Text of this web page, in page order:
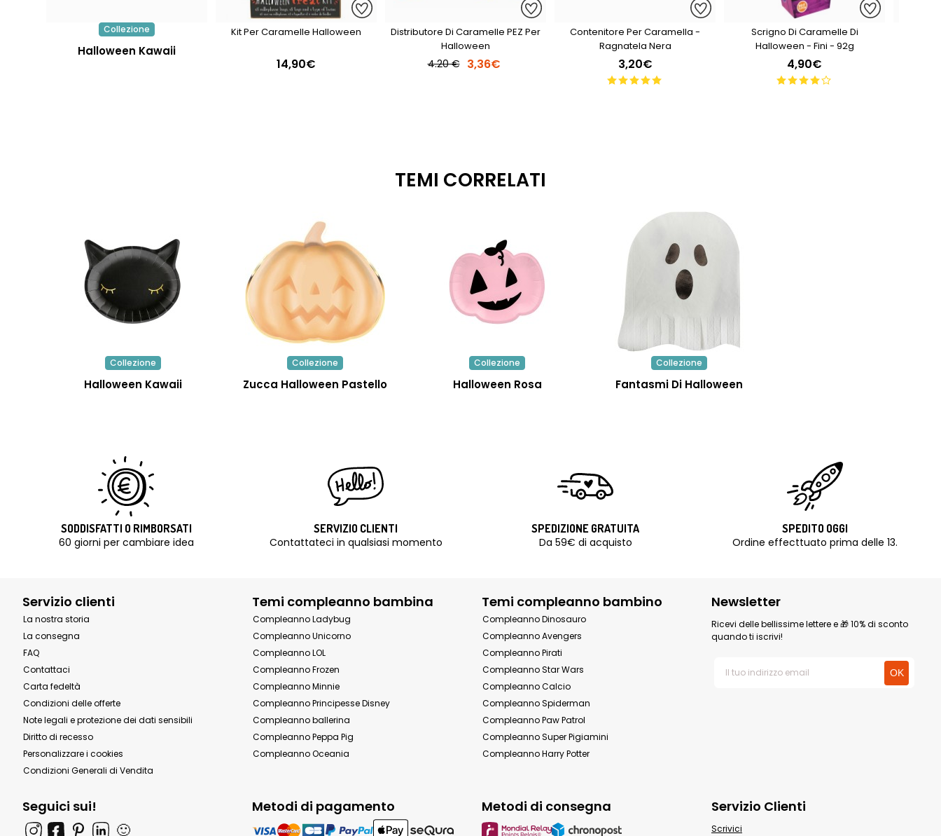
Collezione
Halloween Kawaii
Kit Per Caramelle Halloween
14,90€
Distributore Di Caramelle PEZ Per
Halloween
4.20 € 3,36€
Contenitore Per Caramella -
Ragnatela Nera
3,20€
Scrigno Di Caramelle Di
Halloween - Fini - 92g
4,90€
TEMI CORRELATI
Collezione
Halloween Kawaii
Collezione
Zucca Halloween Pastello
Collezione
Halloween Rosa
Collezione
Fantasmi Di Halloween
SODDISFATTI O RIMBORSATI
60 giorni per cambiare idea
SERVIZIO CLIENTI
Contattateci in qualsiasi momento
SPEDIZIONE GRATUITA
Da 59€ di acquisto
SPEDITO OGGI
Ordine effecttuato prima delle 13.
Servizio clienti
La nostra storia
La consegna
FAQ
Contattaci
Carta fedeltà
Condizioni delle offerte
Note legali e protezione dei dati sensibili
Diritto di recesso
Personalizzare i cookies
Condizioni Generali di Vendita
Temi compleanno bambina
Compleanno Ladybug
Compleanno Unicorno
Compleanno LOL
Compleanno Frozen
Compleanno Minnie
Compleanno Principesse Disney
Compleanno ballerina
Compleanno Peppa Pig
Compleanno Oceania
Temi compleanno bambino
Compleanno Dinosauro
Compleanno Avengers
Compleanno Pirati
Compleanno Star Wars
Compleanno Calcio
Compleanno Spiderman
Compleanno Paw Patrol
Compleanno Super Pigiamini
Compleanno Harry Potter
Newsletter
Ricevi delle bellissime lettere e 🎁 10% di sconto
quando ti iscrivi!
Seguici sui!
🙂
Metodi di pagamento Metodi di consegna Servizio Clienti
Scrivici